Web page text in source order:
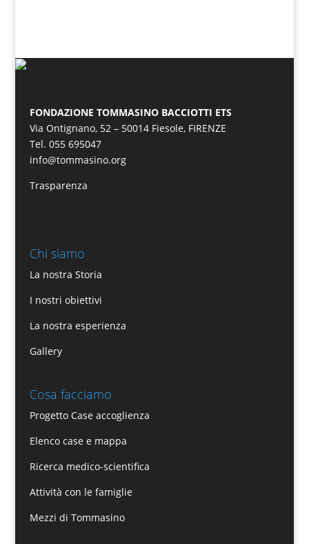
FONDAZIONE TOMMASINO BACCIOTTI ETS
Via Ontignano, 52 – 50014 Fiesole, FIRENZE
Tel. 055 695047
info@tommasino.org
Trasparenza
Chi siamo
La nostra Storia
I nostri obiettivi
La nostra esperienza
Gallery
Cosa facciamo
Progetto Case accoglienza
Elenco case e mappa
Ricerca medico-scientifica
Attività con le famiglie
Mezzi di Tommasino